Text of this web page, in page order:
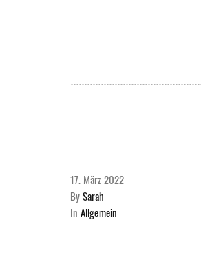
17. März 2022
BySarah
In Allgemein